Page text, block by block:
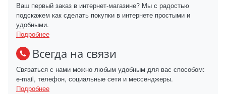
Ваш первый заказ в интернет-магазине? Мы с радостью
подскажем как сделать покупки в интернете простыми и
удобными.
Подробнее
Всегда на связи
Связаться с нами можно любым удобным для вас способом:
e-mail, телефон, социальные сети и мессенджеры.
Подробнее